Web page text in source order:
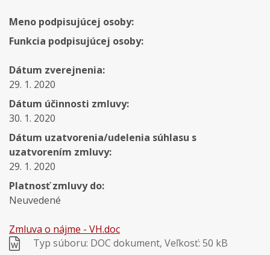
Meno podpisujúcej osoby:
Funkcia podpisujúcej osoby:
Dátum zverejnenia:
29. 1. 2020
Dátum účinnosti zmluvy:
30. 1. 2020
Dátum uzatvorenia/udelenia súhlasu s
uzatvorením zmluvy:
29. 1. 2020
Platnosť zmluvy do:
Neuvedené
Zmluva o nájme - VH.doc
Typ súboru: DOC dokument, Veľkosť: 50 kB